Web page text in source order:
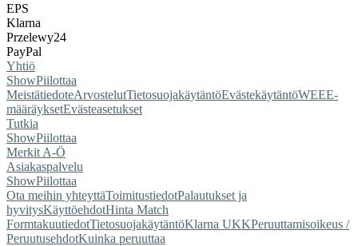
EPS
Klarna
Przelewy24
PayPal
Yhtiö
ShowPiilottaa
MeistätiedoteArvostelutTietosuojakäytäntöEvästekäytäntöWEEE-
määräyksetEvästeasetukset
Tutkia
ShowPiilottaa
Merkit A-Ö
Asiakaspalvelu
ShowPiilottaa
Ota meihin yhteyttäToimitustiedotPalautukset ja
hyvitysKäyttöehdotHinta Match
FormtakuutiedotTietosuojakäytäntöKlarna UKKPeruuttamisoikeus /
PeruutusehdotKuinka peruuttaa